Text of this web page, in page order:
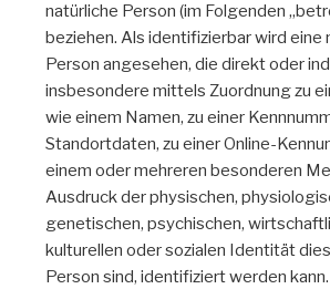
natürliche Person (im Folgenden
beziehen. Als identifizierbar wird eine
Person angesehen, die direkt oder
insbesondere mittels Zuordnung zu
wie einem Namen, zu einer
Standortdaten, zu einer Online-
einem oder mehreren besonderen
Ausdruck der physischen,
genetischen, psychischen,
kulturellen oder sozialen Identität
Person sind, identifiziert werden kann.